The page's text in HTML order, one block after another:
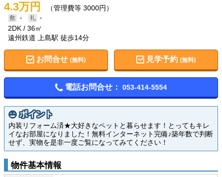
4.3万円 （管理費等 3000円）
-
-
2DK
36㎡
遠州鉄道 上島駅 徒歩14分
お問合せ (無料) 見学予約(無料)
電話お問合せ： 053-414-5554
ポイント
内装リフォーム済★大好きなペットと暮らせます！とってもキレ
イなお部屋になりました！無料インターネット完備♪築年数で判断
せず、実物を是非一度ご覧になってみてください！
物件基本情報